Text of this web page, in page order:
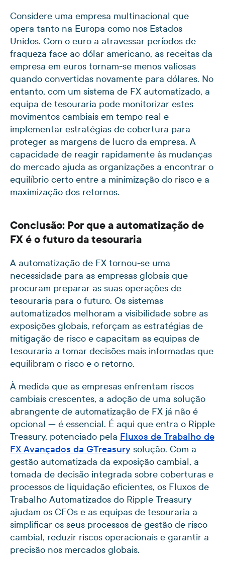
Considere uma empresa multinacional que
opera tanto na Europa como nos Estados
Unidos. Com o euro a atravessar períodos de
fraqueza face ao dólar americano, as receitas da
empresa em euros tornam-se menos valiosas
quando convertidas novamente para dólares. No
entanto, com um sistema de FX automatizado, a
equipa de tesouraria pode monitorizar estes
movimentos cambiais em tempo real e
implementar estratégias de cobertura para
proteger as margens de lucro da empresa. A
capacidade de reagir rapidamente às mudanças
do mercado ajuda as organizações a encontrar o
equilíbrio certo entre a minimização do risco e a
maximização dos retornos.
Conclusão: Por que a automatização de
FX é o futuro da tesouraria
A automatização de FX tornou-se uma
necessidade para as empresas globais que
procuram preparar as suas operações de
tesouraria para o futuro. Os sistemas
automatizados melhoram a visibilidade sobre as
exposições globais, reforçam as estratégias de
mitigação de risco e capacitam as equipas de
tesouraria a tomar decisões mais informadas que
equilibram o risco e o retorno.
À medida que as empresas enfrentam riscos
cambiais crescentes, a adoção de uma solução
abrangente de automatização de FX já não é
opcional — é essencial. É aqui que entra o Ripple
Treasury, potenciado pela Fluxos de Trabalho de
FX Avançados da GTreasurysolução. Com a
gestão automatizada da exposição cambial, a
tomada de decisão integrada sobre coberturas e
processos de liquidação eficientes, os Fluxos de
Trabalho Automatizados do Ripple Treasury
ajudam os CFOs e as equipas de tesouraria a
simplificar os seus processos de gestão de risco
cambial, reduzir riscos operacionais e garantir a
precisão nos mercados globais.